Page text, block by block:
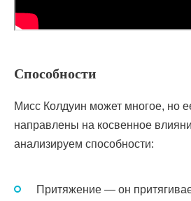
Способности
Мисс Колдуин может многое, но
направлены на косвенное
анализируем способности:
Притяжение — он